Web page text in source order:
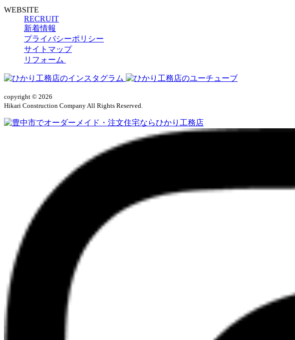
WEBSITE
RECRUIT
新着情報
プライバシーポリシー
サイトマップ
リフォーム
copyright © 2026
Hikari Construction Company All Rights Reserved.